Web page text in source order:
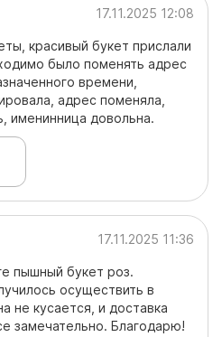
17.11.2025 12:08
красивый букет прислали
было поменять адрес
времени,
адрес поменяла,
именинница довольна.
17.11.2025 11:36
пышный букет роз.
осуществить в
не кусается, и доставка
замечательно. Благодарю!